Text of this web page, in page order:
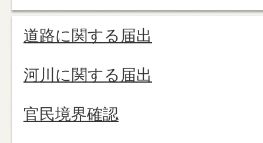
道路に関する届出
河川に関する届出
官民境界確認